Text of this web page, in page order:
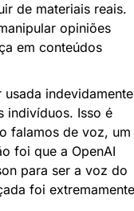
de materiais reais.
opiniões
em conteúdos
usada indevidamente
indivíduos. Isso é
falamos de voz, um
foi que a OpenAI
para ser a voz do
foi extremamente